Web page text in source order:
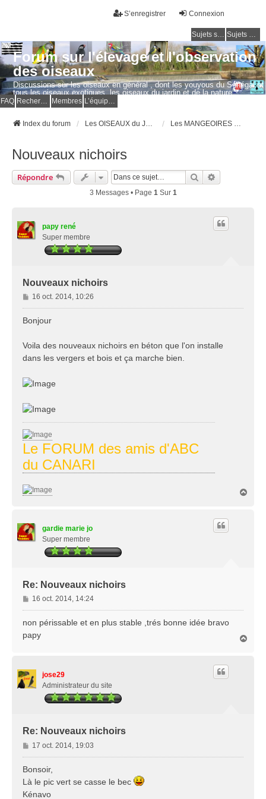
Connexion
S’enregistrer
Sujets sans réponse Sujets actifs
Forum sur l'élevage et l'observation
des oiseaux
Discussions sur les oiseaux en général , dont les youyous du Sénégal et
tous les oiseaux exotiques, les oiseaux du jardin et de la nature.
Questions, photos, expériences.
FAQ Membres
Index du forum
Nouveaux nichoirs
Répondre Rechercher
3 Messages • Page 1 Sur 1
papy rené
Super membre
Nouveaux nichoirs
M
e
s
g
e
16 oct. 2014, 10:26
Bonjour
Voila des nouveaux nichoirs en béton que l'on installe
dans les vergers et bois et ça marche bien.
Le FORUM des amis d'ABC
du CANARI
gardie marie jo
Super membre
Re: Nouveaux nichoirs
M
e
s
a
16 oct. 2014, 14:24
non périssable et en plus stable ,trés bonne idée bravo
papy
jose29
Administrateur du site
Re: Nouveaux nichoirs
M
e
s
s
17 oct. 2014, 19:03
Bonsoir,
Là le pic vert se casse le bec
Kénavo